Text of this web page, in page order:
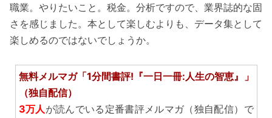
職業。やりたいこと。税金。分析ですので、業界誌的な固
さを感じました。本として楽しむよりも、データ集として
楽しめるのではないでしょうか。
無料メルマガ「1分間書評!『一日一冊:人生の智恵』」
（独自配信）
3万人 が読んでいる定番書評メルマガ（独自配信）で